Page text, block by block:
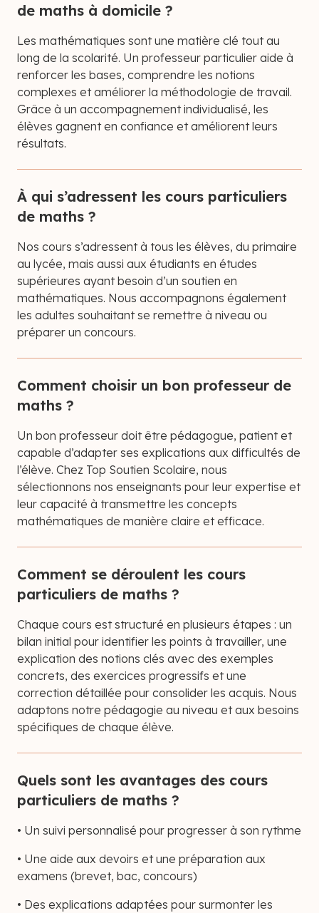
de maths à domicile ?
Les mathématiques sont une matière clé tout au
long de la scolarité. Un professeur particulier aide à
renforcer les bases, comprendre les notions
complexes et améliorer la méthodologie de travail.
Grâce à un accompagnement individualisé, les
élèves gagnent en confiance et améliorent leurs
résultats.
À qui s’adressent les cours particuliers
de maths ?
Nos cours s’adressent à tous les élèves, du primaire
au lycée, mais aussi aux étudiants en études
supérieures ayant besoin d’un soutien en
mathématiques. Nous accompagnons également
les adultes souhaitant se remettre à niveau ou
préparer un concours.
Comment choisir un bon professeur de
maths ?
Un bon professeur doit être pédagogue, patient et
capable d’adapter ses explications aux difficultés de
l’élève. Chez Top Soutien Scolaire, nous
sélectionnons nos enseignants pour leur expertise et
leur capacité à transmettre les concepts
mathématiques de manière claire et efficace.
Comment se déroulent les cours
particuliers de maths ?
Chaque cours est structuré en plusieurs étapes : un
bilan initial pour identifier les points à travailler, une
explication des notions clés avec des exemples
concrets, des exercices progressifs et une
correction détaillée pour consolider les acquis. Nous
adaptons notre pédagogie au niveau et aux besoins
spécifiques de chaque élève.
Quels sont les avantages des cours
particuliers de maths ?
• Un suivi personnalisé pour progresser à son rythme
• Une aide aux devoirs et une préparation aux
examens (brevet, bac, concours)
• Des explications adaptées pour surmonter les